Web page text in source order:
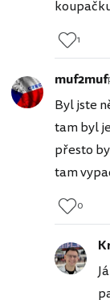
1
muf2muf
Byl jste
tam byl
přesto
tam
0